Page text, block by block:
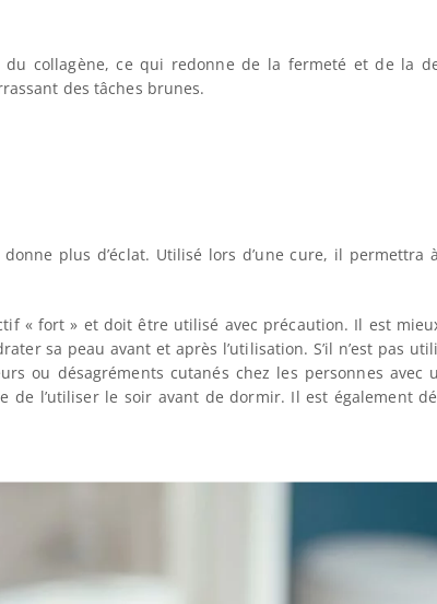
collagène, ce qui redonne de la fermeté et de la
des tâches brunes.
plus d’éclat. Utilisé lors d’une cure, il permettra
« fort » et doit être utilisé avec précaution. Il est
sa peau avant et après l’utilisation. S’il n’est pas
ou désagréments cutanés chez les personnes avec
de l’utiliser le soir avant de dormir. Il est également